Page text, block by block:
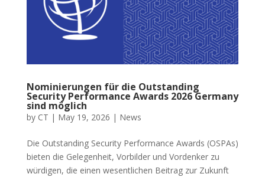
Nominierungen für die Outstanding
Security Performance Awards 2026 Germany
sind möglich
by CT | May 19, 2026 | News
Die Outstanding Security Performance Awards (OSPAs)
bieten die Gelegenheit, Vorbilder und Vordenker zu
würdigen, die einen wesentlichen Beitrag zur Zukunft